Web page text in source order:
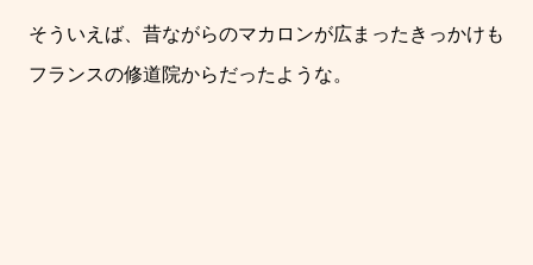
そういえば、昔ながらのマカロンが広まったきっかけも
フランスの修道院からだったような。